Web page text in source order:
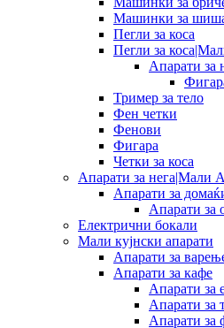
Машинки за
Пегли за коса
Пегли за
Апарати за
Тример за тело
Фен четки
Фенови
Фигара
Четки за коса
Апарати за нега|Мали
Апарати за
Апарати за
Електрични бокали
Мали кујнски апарати
Апарати за варење
Апарати за кафе
Апарати за
Апарати за
Апарати за